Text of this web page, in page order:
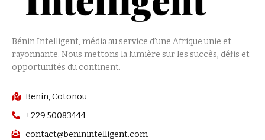
Bénin Intelligent, média au service d’une Afrique unie et
rayonnante. Nous mettons la lumière sur les succès, défis et
opportunités du continent.
Benin, Cotonou
+229 50083444
contact@beninintelligent.com